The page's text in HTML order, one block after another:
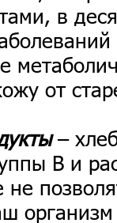
в
от
–
B и